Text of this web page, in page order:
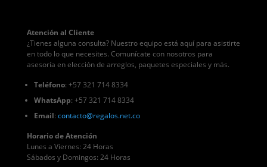
Atención al Cliente
¿Tienes alguna consulta? Nuestro equipo está aquí para asistirte
en todo lo que necesites. Comunícate con nosotros para
asesoría en elección de arreglos, paquetes especiales y más.
Teléfono: +57 321 714 8334
WhatsApp: +57 321 714 8334
Email: contacto@regalos.net.co
Horario de Atención
Lunes a Viernes: 24 Horas
Sábados y Domingos: 24 Horas